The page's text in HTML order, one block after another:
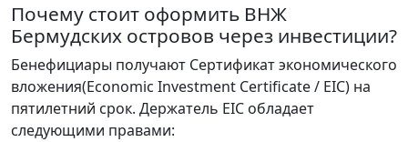
Почему стоит оформить ВНЖ
Бермудских островов через инвестиции?
Бенефициары получают Сертификат экономического
вложения(Economic Investment Certificate / EIC) на
пятилетний срок. Держатель EIC обладает
следующими правами: